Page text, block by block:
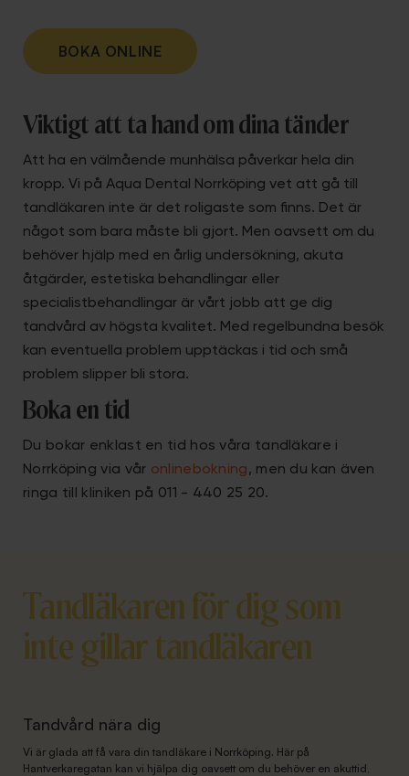
BOKA ONLINE
Viktigt att ta hand om dina tänder
Att ha en välmående munhälsa påverkar hela din
kropp. Vi på Aqua Dental Norrköping vet att gå till
tandläkaren inte är det roligaste som finns. Det är
något som bara måste bli gjort. Men oavsett om du
behöver hjälp med en årlig undersökning, akuta
åtgärder, estetiska behandlingar eller
specialistbehandlingar är vårt jobb att ge dig
tandvård av högsta kvalitet. Med regelbundna besök
kan eventuella problem upptäckas i tid och små
problem slipper bli stora.
Boka en tid
Du bokar enklast en tid hos våra tandläkare i
Norrköping via vår onlinebokning, men du kan även
ringa till kliniken på 011 - 440 25 20.
Tandläkaren för dig som
inte gillar tandläkaren
Tandvård nära dig
Vi är glada att få vara din tandläkare i Norrköping. Här på
Hantverkaregatan kan vi hjälpa dig oavsett om du behöver en akuttid,